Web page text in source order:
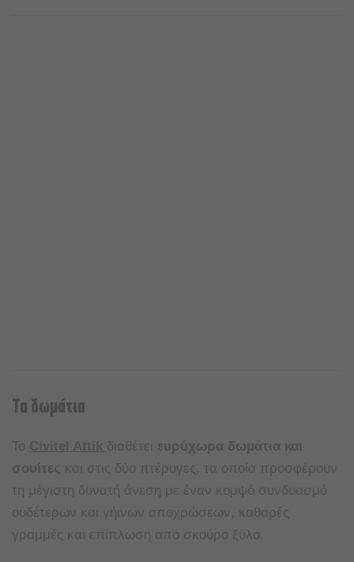
Τα δωμάτια
Το Civitel Attik διαθέτει ευρύχωρα δωμάτια και
σουίτες και στις δύο πτέρυγες, τα οποία προσφέρουν
τη μέγιστη δυνατή άνεση με έναν κομψό συνδυασμό
ουδέτερων και γήινων αποχρώσεων, καθαρές
γραμμές και επίπλωση από σκούρο ξύλο.